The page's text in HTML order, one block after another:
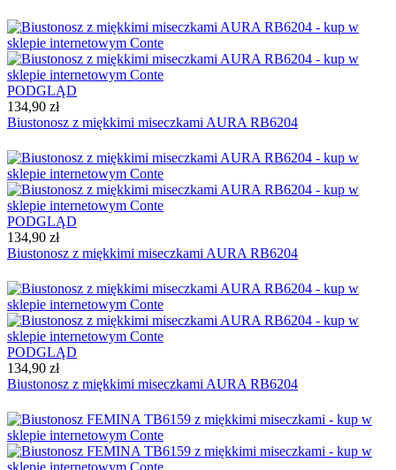
PODGLĄD
134,90 zł
Biustonosz z miękkimi miseczkami AURA RB6204
PODGLĄD
134,90 zł
Biustonosz z miękkimi miseczkami AURA RB6204
PODGLĄD
134,90 zł
Biustonosz z miękkimi miseczkami AURA RB6204